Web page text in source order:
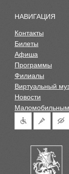
НАВИГАЦИЯ
Контакты
Билеты
Афиша
Программы
Филиалы
Виртуальный
Новости